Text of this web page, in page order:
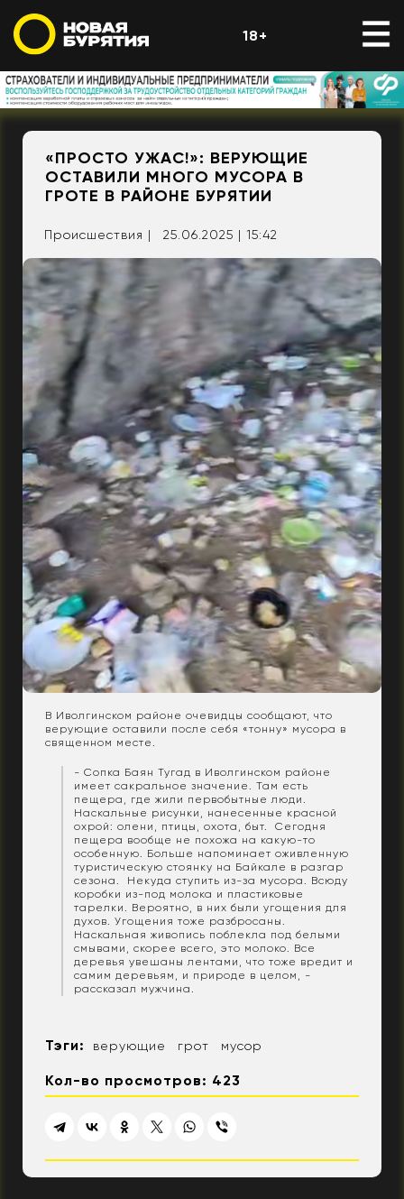
18+
«ПРОСТО УЖАС!»: ВЕРУЮЩИЕ
ОСТАВИЛИ МНОГО МУСОРА В
ГРОТЕ В РАЙОНЕ БУРЯТИИ
Происшествия | 25.06.2025 | 15:42
В Иволгинском районе очевидцы сообщают, что
верующие оставили после себя «тонну» мусора в
священном месте.
- Сопка Баян Тугад в Иволгинском районе
имеет сакральное значение. Там есть
пещера, где жили первобытные люди.
Наскальные рисунки, нанесенные красной
охрой: олени, птицы, охота, быт. Сегодня
пещера вообще не похожа на какую-то
особенную. Больше напоминает оживленную
туристическую стоянку на Байкале в разгар
сезона. Некуда ступить из-за мусора. Всюду
коробки из-под молока и пластиковые
тарелки. Вероятно, в них были угощения для
духов. Угощения тоже разбросаны.
Наскальная живопись поблекла под белыми
смывами, скорее всего, это молоко. Все
деревья увешаны лентами, что тоже вредит и
самим деревьям, и природе в целом, -
рассказал мужчина.
Тэги: верующие грот мусор
Кол-во просмотров: 423